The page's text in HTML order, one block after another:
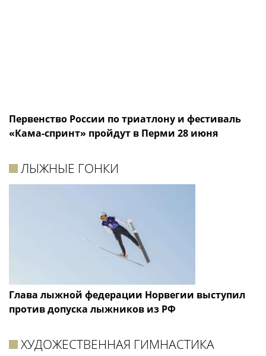
Первенство России по триатлону и фестиваль
«Кама-спринт» пройдут в Перми 28 июня
ЛЫЖНЫЕ ГОНКИ
Глава лыжной федерации Норвегии выступил
против допуска лыжников из РФ
ХУДОЖЕСТВЕННАЯ ГИМНАСТИКА